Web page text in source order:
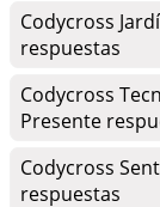
Codycross
respuestas
Codycross
Presente
Codycross
respuestas